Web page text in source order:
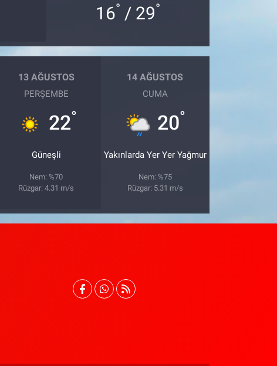
16° / 29°
13 AĞUSTOS
PERŞEMBE
22°
Güneşli
Nem: %70
Rüzgar: 4.31 m/s
14 AĞUSTOS
CUMA
20°
Yakınlarda Yer Yer Yağmur
Nem: %75
Rüzgar: 5.31 m/s